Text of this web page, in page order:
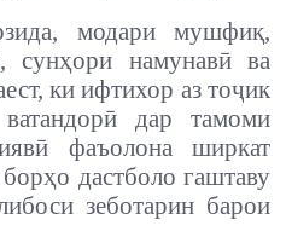
модари мушфиқ,
сунҳори намунавӣ ва
ки ифтихор аз тоҷик
дар тамоми
фаъолона ширкат
дастболо гаштаву
зеботарин барои